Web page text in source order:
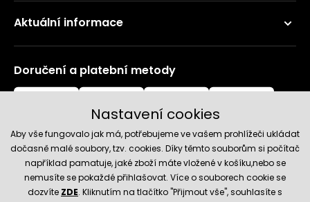
Aktuální informace
Doručení a platební metody
Spolehlivý obchod
Nastavení cookies
Aby vše fungovalo jak má, potřebujeme ve vašem prohlížeči ukládat
dočasně malé soubory, tzv. cookies. Díky těmto souborům si počítač
například pamatuje, jaké zboží máte vložené v košíku,nebo se
nemusíte se pokaždé přihlašovat. Více o souborech cookie se
dozvíte ZDE. Kliknutím na tlačítko "Přijmout vše", souhlasíte s